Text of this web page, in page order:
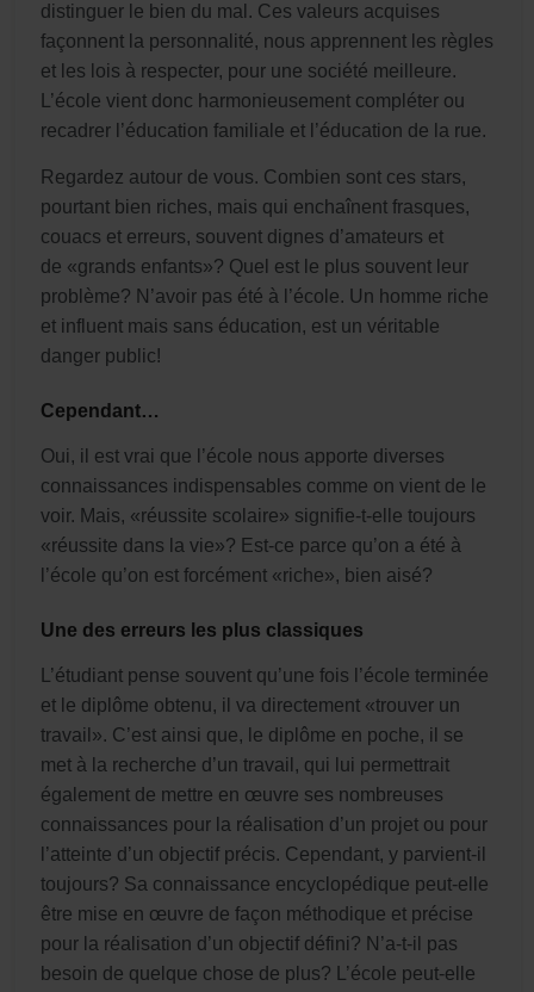
distinguer le bien du mal. Ces valeurs acquises
façonnent la personnalité, nous apprennent les règles
et les lois à respecter, pour une société meilleure.
L’école vient donc harmonieusement compléter ou
recadrer l’éducation familiale et l’éducation de la rue.
Regardez autour de vous. Combien sont ces stars,
pourtant bien riches, mais qui enchaînent frasques,
couacs et erreurs, souvent dignes d’amateurs et
de «grands enfants»? Quel est le plus souvent leur
problème? N’avoir pas été à l’école. Un homme riche
et influent mais sans éducation, est un véritable
danger public!
Cependant…
Oui, il est vrai que l’école nous apporte diverses
connaissances indispensables comme on vient de le
voir. Mais, «réussite scolaire» signifie-t-elle toujours
«réussite dans la vie»? Est-ce parce qu’on a été à
l’école qu’on est forcément «riche», bien aisé?
Une des erreurs les plus classiques
L’étudiant pense souvent qu’une fois l’école terminée
et le diplôme obtenu, il va directement «trouver un
travail». C’est ainsi que, le diplôme en poche, il se
met à la recherche d’un travail, qui lui permettrait
également de mettre en œuvre ses nombreuses
connaissances pour la réalisation d’un projet ou pour
l’atteinte d’un objectif précis. Cependant, y parvient-il
toujours? Sa connaissance encyclopédique peut-elle
être mise en œuvre de façon méthodique et précise
pour la réalisation d’un objectif défini? N’a-t-il pas
besoin de quelque chose de plus? L’école peut-elle